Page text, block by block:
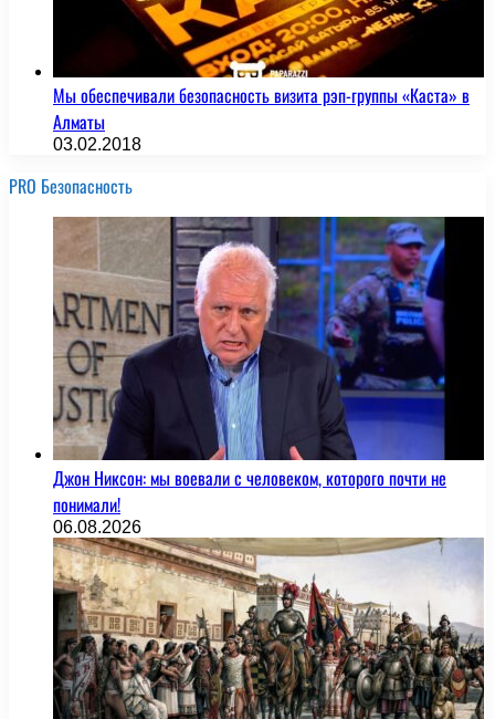
Мы обеспечивали безопасность визита рэп-группы «Каста» в
Алматы
03.02.2018
PRO Безопасность
Джон Никсон: мы воевали с человеком, которого почти не
понимали!
06.08.2026